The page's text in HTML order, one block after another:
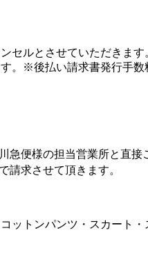
セルとさせていただきます
。※後払い請求書発行手数
便様の担当営業所と直接
求させて頂きます。
ットンパンツ・スカート